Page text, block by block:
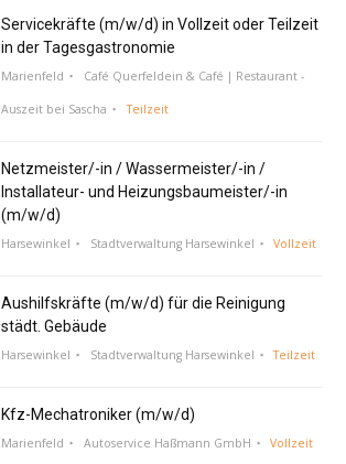
Servicekräfte (m/w/d) in Vollzeit oder Teilzeit
in der Tagesgastronomie
Marienfeld Café Querfeldein & Café | Restaurant -
Auszeit bei Sascha Teilzeit
Netzmeister/-in / Wassermeister/-in /
Installateur- und Heizungsbaumeister/-in
(m/w/d)
Harsewinkel Stadtverwaltung Harsewinkel Vollzeit
Aushilfskräfte (m/w/d) für die Reinigung
städt. Gebäude
Harsewinkel Stadtverwaltung Harsewinkel Teilzeit
Kfz-Mechatroniker (m/w/d)
Marienfeld Autoservice Haßmann GmbH Vollzeit